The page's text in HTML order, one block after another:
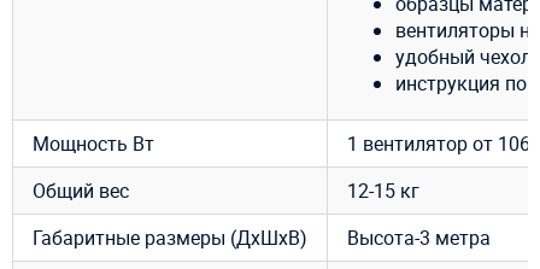
вентиляторы
удобный чехол
инструкция по
Мощность Вт
1 вентилятор от
Общий вес
12-15 кг
Габаритные размеры (ДхШхВ)
Высота-3 метра